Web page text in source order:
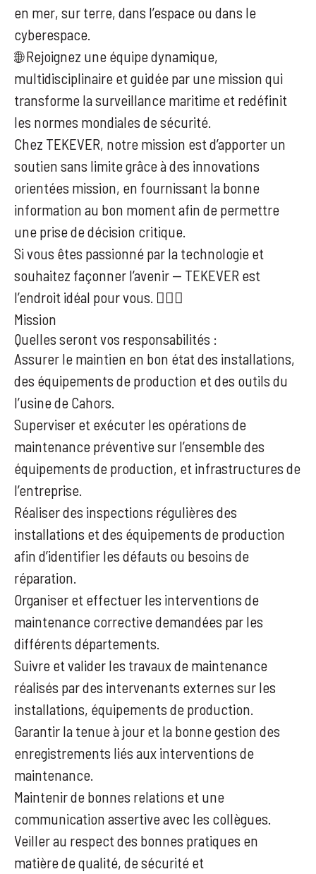
en mer, sur terre, dans l’espace ou dans le
cyberespace.
🌐 Rejoignez une équipe dynamique,
multidisciplinaire et guidée par une mission qui
transforme la surveillance maritime et redéfinit
les normes mondiales de sécurité.
Chez TEKEVER, notre mission est d’apporter un
soutien sans limite grâce à des innovations
orientées mission, en fournissant la bonne
information au bon moment afin de permettre
une prise de décision critique.
Si vous êtes passionné par la technologie et
souhaitez façonner l’avenir — TEKEVER est
l’endroit idéal pour vous. 👇🏻🎯
Mission
Quelles seront vos responsabilités :
Assurer le maintien en bon état des installations,
des équipements de production et des outils du
l’usine de Cahors.
Superviser et exécuter les opérations de
maintenance préventive sur l’ensemble des
équipements de production, et infrastructures de
l’entreprise.
Réaliser des inspections régulières des
installations et des équipements de production
afin d’identifier les défauts ou besoins de
réparation.
Organiser et effectuer les interventions de
maintenance corrective demandées par les
différents départements.
Suivre et valider les travaux de maintenance
réalisés par des intervenants externes sur les
installations, équipements de production.
Garantir la tenue à jour et la bonne gestion des
enregistrements liés aux interventions de
maintenance.
Maintenir de bonnes relations et une
communication assertive avec les collègues.
Veiller au respect des bonnes pratiques en
matière de qualité, de sécurité et